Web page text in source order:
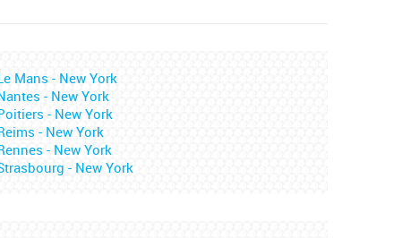
Mans - New York
- New York
- New York
- New York
- New York
- New York